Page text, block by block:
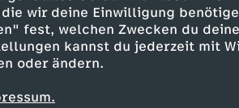
wir deine Einwilligung
fest, welchen Zwecken du
kannst du jederzeit mit
oder ändern.